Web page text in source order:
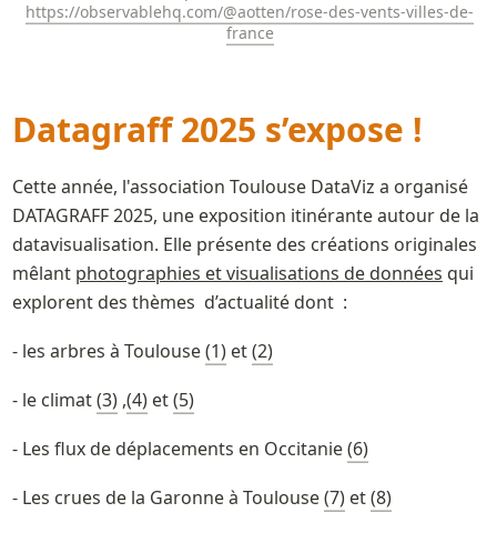
https://observablehq.com/@aotten/rose-des-vents-villes-de-
france
Datagraff 2025 s’expose !
Cette année, l'association Toulouse DataViz a organisé
DATAGRAFF 2025, une exposition itinérante autour de la
datavisualisation. Elle présente des créations originales
mêlant photographies et visualisations de données qui
explorent des thèmes  d’actualité dont  :
- les arbres à Toulouse (1) et (2)
- le climat (3) ,(4) et (5)
- Les flux de déplacements en Occitanie (6)
- Les crues de la Garonne à Toulouse (7) et (8)